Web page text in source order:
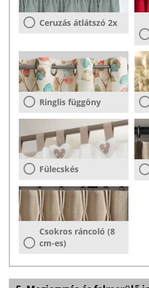
Ceruzás átlátszó 2x
Ringlis függöny
Fülecskés
Csokros ráncoló (8
cm-es)